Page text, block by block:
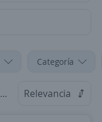
Categoría
Relevancia